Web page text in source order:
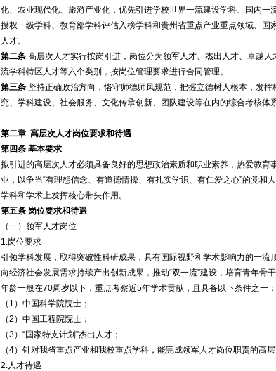
化、农业现代化、旅游产业化，优先引进学校世界一流建设学科、国内一
授权一级学科、教育部学科评估入榜学科和贵州省重点产业重点领域、国
人才。
第二条 高层次人才实行按岗引进，岗位分为领军人才、杰出人才、卓越
流学科特区人才等六个类别，按岗位管理要求进行合同管理。
第三条 坚持正确政治方向，恪守师德师风规范，把握立德树人根本，发
究、学科建设、社会服务、文化传承创新、团队建设等在内的综合考核体
第二章 高层次人才岗位要求和待遇
第四条 基本要求
拟引进的高层次人才必须具备良好的思想政治素质和职业素养，热爱教育
业，以争当“有理想信念、有道德情操、有扎实学识、有仁爱之心”的党和
学科和学术上发挥核心带头作用。
第五条 岗位要求和待遇
（一）领军人才岗位
1.岗位要求
引领学科发展，取得突破性科研成果，具有国际视野和学术影响力的一流
向经济社会发展需求持续产出创新成果，推动“双一流”建设，培育青年骨干
年龄一般在70周岁以下，重点考察近5年学术贡献，且具备以下条件之一：
（1）中国科学院院士；
（2）中国工程院院士；
（3）“国家特支计划”杰出人才；
（4）针对我省重点产业和我校重点学科，能完成领军人才岗位职责的高层
2.人才待遇